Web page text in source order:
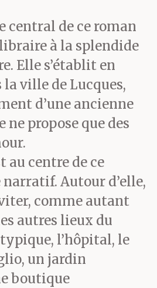
central de ce roman
à la splendide
Elle s’établit en
la ville de Lucques,
d’une ancienne
ne propose que des
au centre de ce
Autour d’elle,
comme autant
autres lieux du
l’hôpital, le
un jardin
boutique